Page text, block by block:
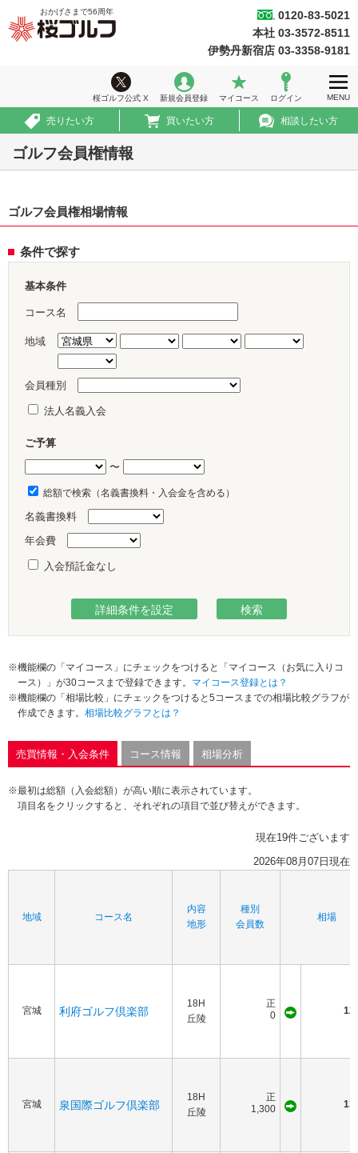
ホーム
ウィークリー情報
ゴルフ会員権情報
おかげさまで56 周年
桜ゴルフ公式 X 新規会員登録 マイコース ログイン MENU
0120-83-5021
本社 03-3572-8511
伊勢丹新宿店 03-3358-9181
売りたい方 買いたい方 相談したい方
ゴルフ会員権情報
ゴルフ会員権相場情報
条件で探す
基本条件
コース名
地域
会員種別
法人名義入会
ご予算
〜
総額で検索（名義書換料・入会金を含める）
名義書換料
年会費
入会預託金なし
※機能欄の「マイコース」にチェックをつけると「マイコース（お気に入りコ
ース）」が30コースまで登録できます。 マイコース登録とは？
※機能欄の「相場比較」にチェックをつけると5コースまでの相場比較グラフが
作成できます。 相場比較グラフとは？
売買情報・入会条件 コース情報 相場分析
※最初は総額（入会総額）が高い順に表示されています。
項目名をクリックすると、それぞれの項目で並び替えができます。
現在19件ございます
2026年08月07日現在
地域 コース名
内容
地形
種別
会員数
相場
宮城 利府ゴルフ倶楽部
18H
丘陵
正
0
宮城 泉国際ゴルフ倶楽部
18H
丘陵
正
1,300